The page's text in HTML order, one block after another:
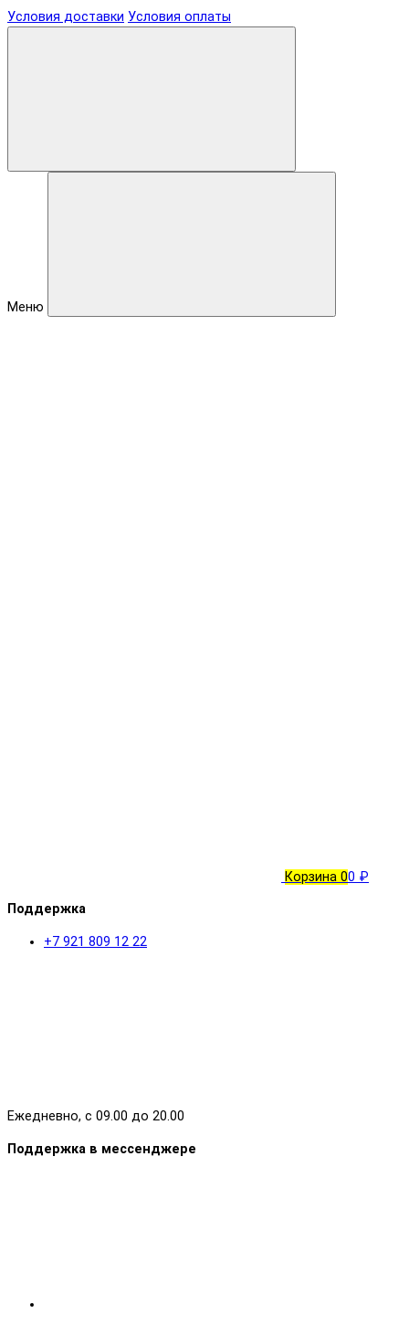
Условия доставки Условия оплаты
Меню
Корзина 00 ₽
Поддержка
+7 921 809 12 22
Ежедневно, с 09.00 до 20.00
Поддержка в мессенджере